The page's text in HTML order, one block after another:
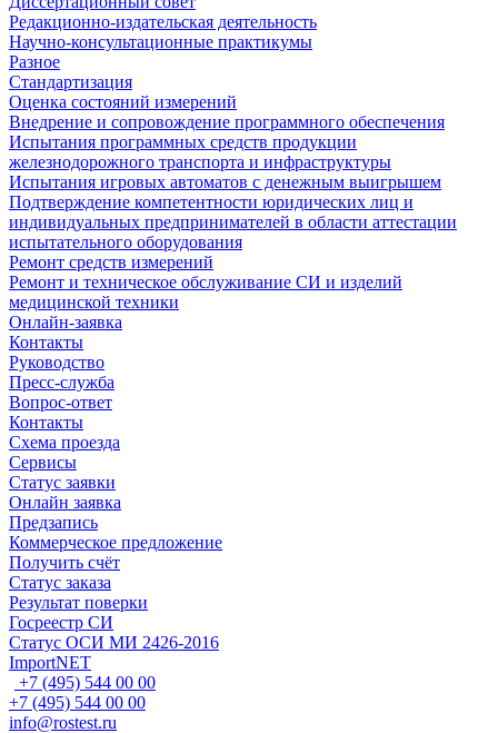
Редакционно-издательская деятельность
Научно-консультационные практикумы
Разное
Стандартизация
Оценка состояний измерений
Внедрение и сопровождение программного обеспечения
Испытания программных средств продукции
железнодорожного транспорта и инфраструктуры
Испытания игровых автоматов с денежным выигрышем
Подтверждение компетентности юридических лиц и
индивидуальных предпринимателей в области аттестации
испытательного оборудования
Ремонт средств измерений
Ремонт и техническое обслуживание СИ и изделий
медицинской техники
Онлайн-заявка
Контакты
Руководство
Пресс-служба
Вопрос-ответ
Контакты
Схема проезда
Сервисы
Статус заявки
Онлайн заявка
Предзапись
Коммерческое предложение
Получить счёт
Статус заказа
Результат поверки
Госреестр СИ
Статус ОСИ МИ 2426-2016
ImportNET
+7 (495) 544 00 00
+7 (495) 544 00 00
info@rostest.ru